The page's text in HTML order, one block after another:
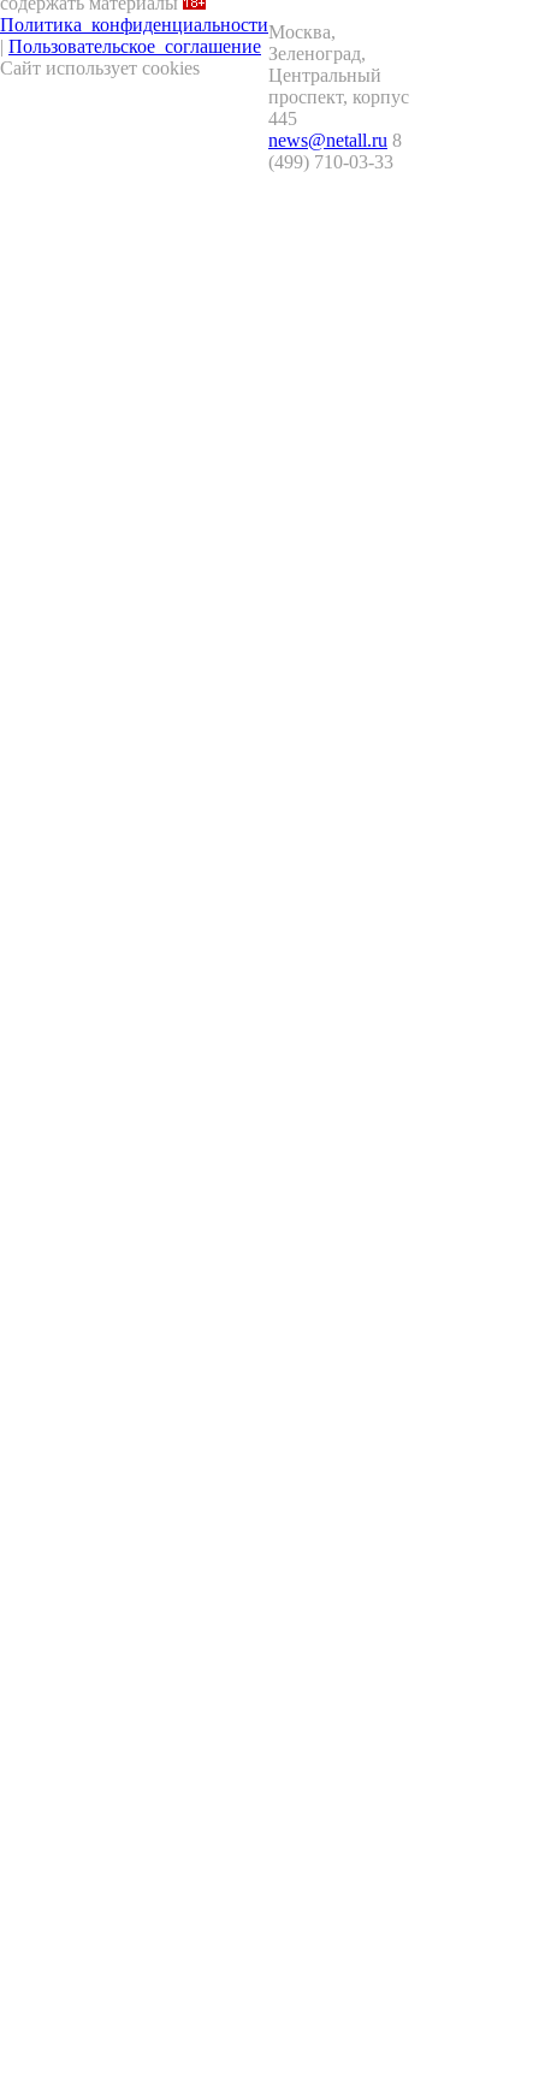
Политика_конфиденциальности
| Пользовательское_соглашение
Сайт использует cookies
Москва,
Зеленоград,
Центральный
проспект, корпус
445
news@netall.ru 8
(499) 710-03-33